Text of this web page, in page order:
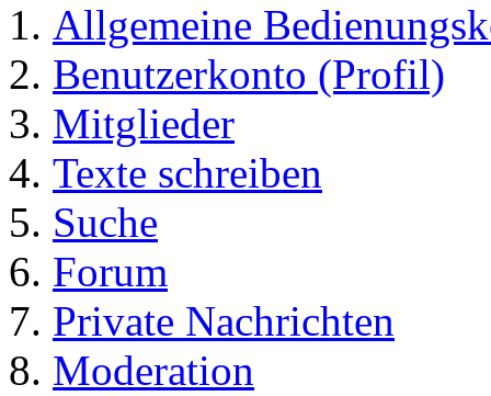
Allgemeine
Benutzerkonto (Profil)
Mitglieder
Texte schreiben
Suche
Forum
Private Nachrichten
Moderation